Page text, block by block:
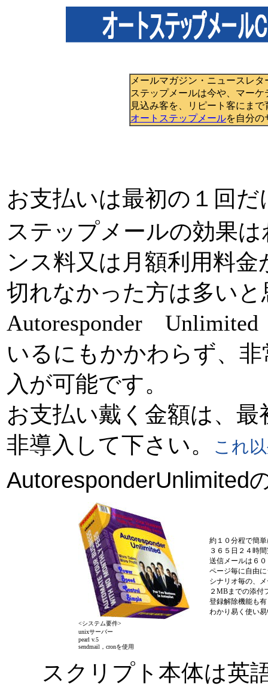
メールマガジン・ニュースレ
ステップメールは今や、マー
見込み客を、リピート客にま
オートステップメールを自分の
お支払いは最初の１回
ステップメールの効果
ンス料又は月額利用料
切れなかった方は多い
Autoresponder
いるにもかかわらず、
入が可能です。
お支払い戴く金額は、最
非導入して下さい。
これ
AutoresponderUnlimited
<システム要件>
unixサーバー
pearl v.5
sendmail，cronを使用
約１０分程で簡
３６５日２４時
送信メールは６
ページ毎に自由
シナリオ毎の、
２MBまでの添付
登録解除機能も
わかり易く使い
スクリプト本体は英